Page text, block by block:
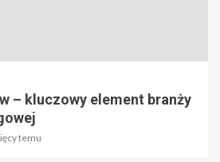
– kluczowy element branży
temu